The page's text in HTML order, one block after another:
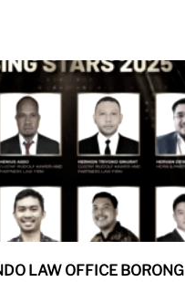
LAW OFFICE BORONG